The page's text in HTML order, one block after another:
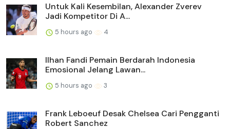
Untuk Kali Kesembilan, Alexander Zverev
Jadi Kompetitor Di A...
5 hours ago 4
Ilhan Fandi Pemain Berdarah Indonesia
Emosional Jelang Lawan...
5 hours ago 3
Frank Leboeuf Desak Chelsea Cari Pengganti
Robert Sanchez